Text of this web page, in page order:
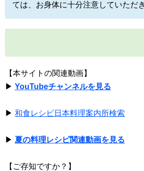
ては、お身体に十分注意していただ
【本サイトの関連動画】
▶ YouTubeチャンネルを見る
▶ 和食レシピ日本料理案内所検索
▶ 夏の料理レシピ関連動画を見る
【ご存知ですか？】